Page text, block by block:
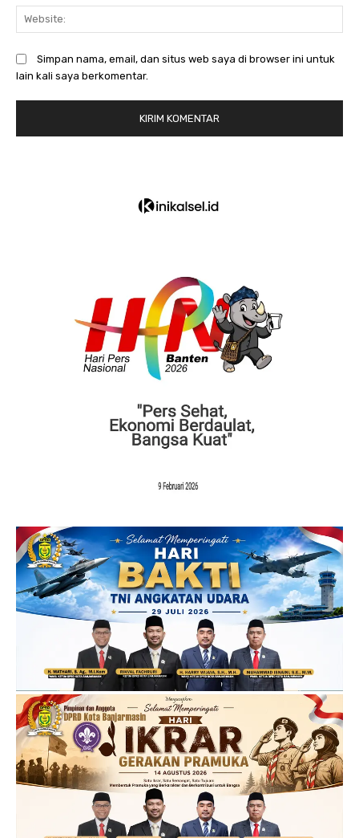
Simpan nama, email, dan situs web saya di browser ini untuk
lain kali saya berkomentar.